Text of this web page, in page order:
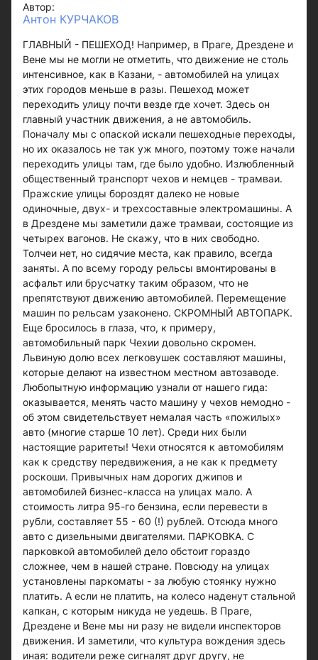
Автор:
Антон КУРЧАКОВ
ГЛАВНЫЙ - ПЕШЕХОД! Например, в Праге, Дрездене и
Вене мы не могли не отметить, что движение не столь
интенсивное, как в Казани, - автомобилей на улицах
этих городов меньше в разы. Пешеход может
переходить улицу почти везде где хочет. Здесь он
главный участник движения, а не автомобиль.
Поначалу мы с опаской искали пешеходные переходы,
но их оказалось не так уж много, поэтому тоже начали
переходить улицы там, где было удобно. Излюбленный
общественный транспорт чехов и немцев - трамваи.
Пражские улицы бороздят далеко не новые
одиночные, двух- и трехсоставные электромашины. А
в Дрездене мы заметили даже трамваи, состоящие из
четырех вагонов. Не скажу, что в них свободно.
Толчеи нет, но сидячие места, как правило, всегда
заняты. А по всему городу рельсы вмонтированы в
асфальт или брусчатку таким образом, что не
препятствуют движению автомобилей. Перемещение
машин по рельсам узаконено. СКРОМНЫЙ АВТОПАРК.
Еще бросилось в глаза, что, к примеру,
автомобильный парк Чехии довольно скромен.
Львиную долю всех легковушек составляют машины,
которые делают на известном местном автозаводе.
Любопытную информацию узнали от нашего гида:
оказывается, менять часто машину у чехов немодно -
об этом свидетельствует немалая часть «пожилых»
авто (многие старше 10 лет). Среди них были
настоящие раритеты! Чехи относятся к автомобилям
как к средству передвижения, а не как к предмету
роскоши. Привычных нам дорогих джипов и
автомобилей бизнес-класса на улицах мало. А
стоимость литра 95-го бензина, если перевести в
рубли, составляет 55 - 60 (!) рублей. Отсюда много
авто с дизельными двигателями. ПАРКОВКА. С
парковкой автомобилей дело обстоит гораздо
сложнее, чем в нашей стране. Повсюду на улицах
установлены паркоматы - за любую стоянку нужно
платить. А если не платить, на колесо наденут стальной
капкан, с которым никуда не уедешь. В Праге,
Дрездене и Вене мы ни разу не видели инспекторов
движения. И заметили, что культура вождения здесь
иная: водители реже сигналят друг другу, не